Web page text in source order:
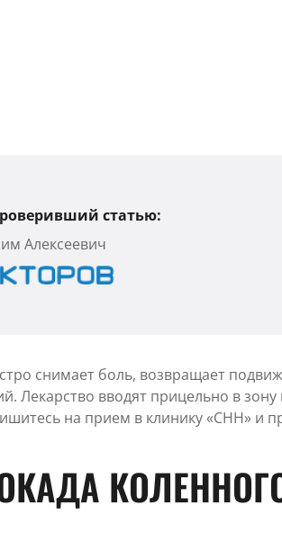
статью:
Алексеевич
снимает боль, возвращает
Лекарство вводят прицельно в
на прием в клинику «CHH» и